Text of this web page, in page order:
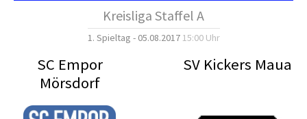
Kreisliga Staffel A
1. Spieltag - 05.08.2017 15:00 Uhr
SC Empor
Mörsdorf
SV Kickers Maua